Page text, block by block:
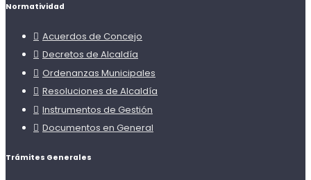
Normatividad
Acuerdos de Concejo
Decretos de Alcaldía
Ordenanzas Municipales
Resoluciones de Alcaldía
Instrumentos de Gestión
Documentos en General
Trámites Generales